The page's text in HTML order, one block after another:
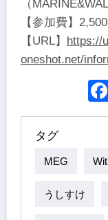
（
【参加費】
【URL】 https://
oneshot.net/
タグ
MEG
うしすけ